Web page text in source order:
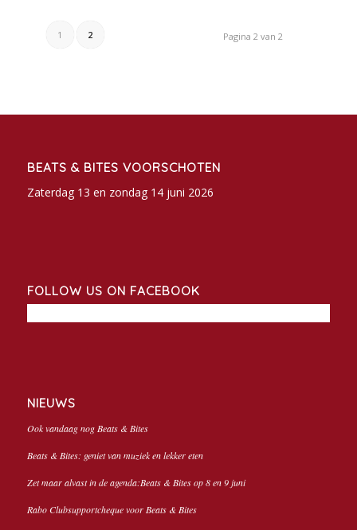
Pagina 2 van 2
1 2
BEATS & BITES VOORSCHOTEN
Zaterdag 13 en zondag 14 juni 2026
FOLLOW US ON FACEBOOK
NIEUWS
Ook vandaag nog Beats & Bites
Beats & Bites: geniet van muziek en lekker eten
Zet maar alvast in de agenda:Beats & Bites op 8 en 9 juni
Rabo Clubsupportcheque voor Beats & Bites